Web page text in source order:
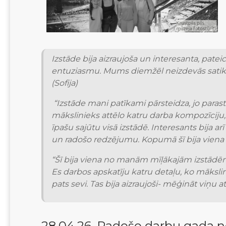
Izstāde bija aizraujoša un interesanta,
entuziasmu. Mums diemžēl neizdevās
(Sofija)
mākslinieks attēlo katru darba
īpašu sajūtu visā izstādē. Interesants bija
un radošo redzējumu. Kopumā šī bija
“Šī bija viena no manām mīļākajām
Es darbos apskatīju katru detaļu, ko
pats sevi. Tas bija aizraujoši- mēģināt viņu